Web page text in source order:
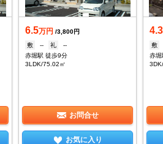
6.5万円 /3,800円
敷
-- 礼
--
赤堀駅 徒歩9分
3LDK/75.02㎡
お問合せ
お気に入り
4.3
敷
赤堀